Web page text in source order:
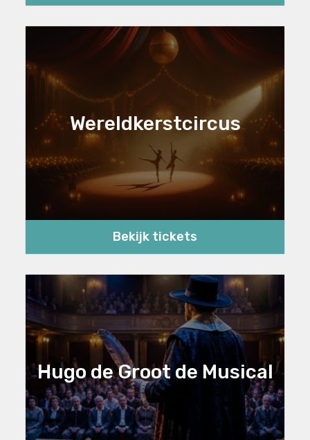
Wereldkerstcircus
Bekijk tickets
Hugo de Groot de Musical